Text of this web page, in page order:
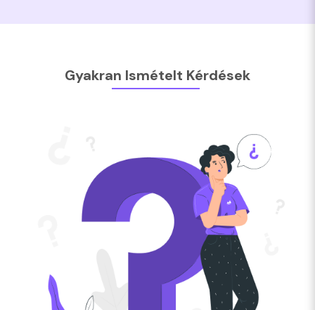
Gyakran Ismételt Kérdések